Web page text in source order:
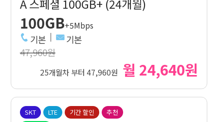
A 스페셜 100GB+ (24개월)
100GB+5Mbps
기본 기본
47,960원
25개월차 부터 47,960원 월 24,640원
SKT LTE 기간 할인 추천